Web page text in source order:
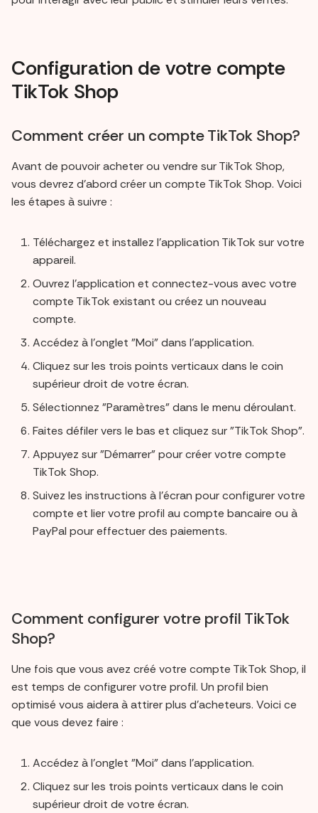
Configuration de votre compte
TikTok Shop
Comment créer un compte TikTok Shop?
Avant de pouvoir acheter ou vendre sur TikTok Shop,
vous devrez d'abord créer un compte TikTok Shop. Voici
les étapes à suivre :
Téléchargez et installez l'application TikTok sur votre
appareil.
Ouvrez l'application et connectez-vous avec votre
compte TikTok existant ou créez un nouveau
compte.
Accédez à l'onglet "Moi" dans l'application.
Cliquez sur les trois points verticaux dans le coin
supérieur droit de votre écran.
Sélectionnez "Paramètres" dans le menu déroulant.
Faites défiler vers le bas et cliquez sur "TikTok Shop".
Appuyez sur "Démarrer" pour créer votre compte
TikTok Shop.
Suivez les instructions à l'écran pour configurer votre
compte et lier votre profil au compte bancaire ou à
PayPal pour effectuer des paiements.
Comment configurer votre profil TikTok
Shop?
Une fois que vous avez créé votre compte TikTok Shop, il
est temps de configurer votre profil. Un profil bien
optimisé vous aidera à attirer plus d'acheteurs. Voici ce
que vous devez faire :
Accédez à l'onglet "Moi" dans l'application.
Cliquez sur les trois points verticaux dans le coin
supérieur droit de votre écran.